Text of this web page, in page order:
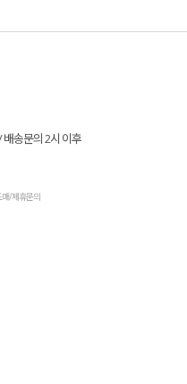
송문의 2시 이후
매/제휴문의